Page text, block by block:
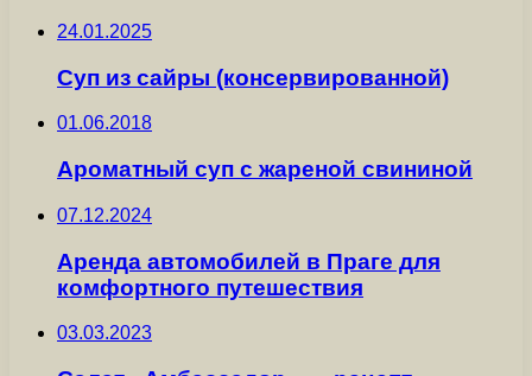
24.01.2025
Суп из сайры (консервированной)
01.06.2018
Ароматный суп с жареной свининой
07.12.2024
Аренда автомобилей в Праге для
комфортного путешествия
03.03.2023